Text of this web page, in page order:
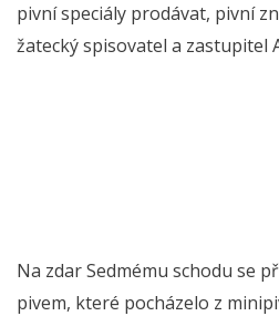
pivní speciály prodávat, pivní
žatecký spisovatel a zastupitel
Na zdar Sedmému schodu se
pivem, které pocházelo z